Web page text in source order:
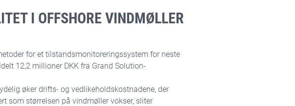
I OFFSHORE VINDMØLLER
for et tilstandsmonitoreringssystem for neste
12,2 millioner DKK fra Grand Solution-
øker drifts- og vedlikeholdskostnadene, der
som størrelsen på vindmøller vokser, sliter